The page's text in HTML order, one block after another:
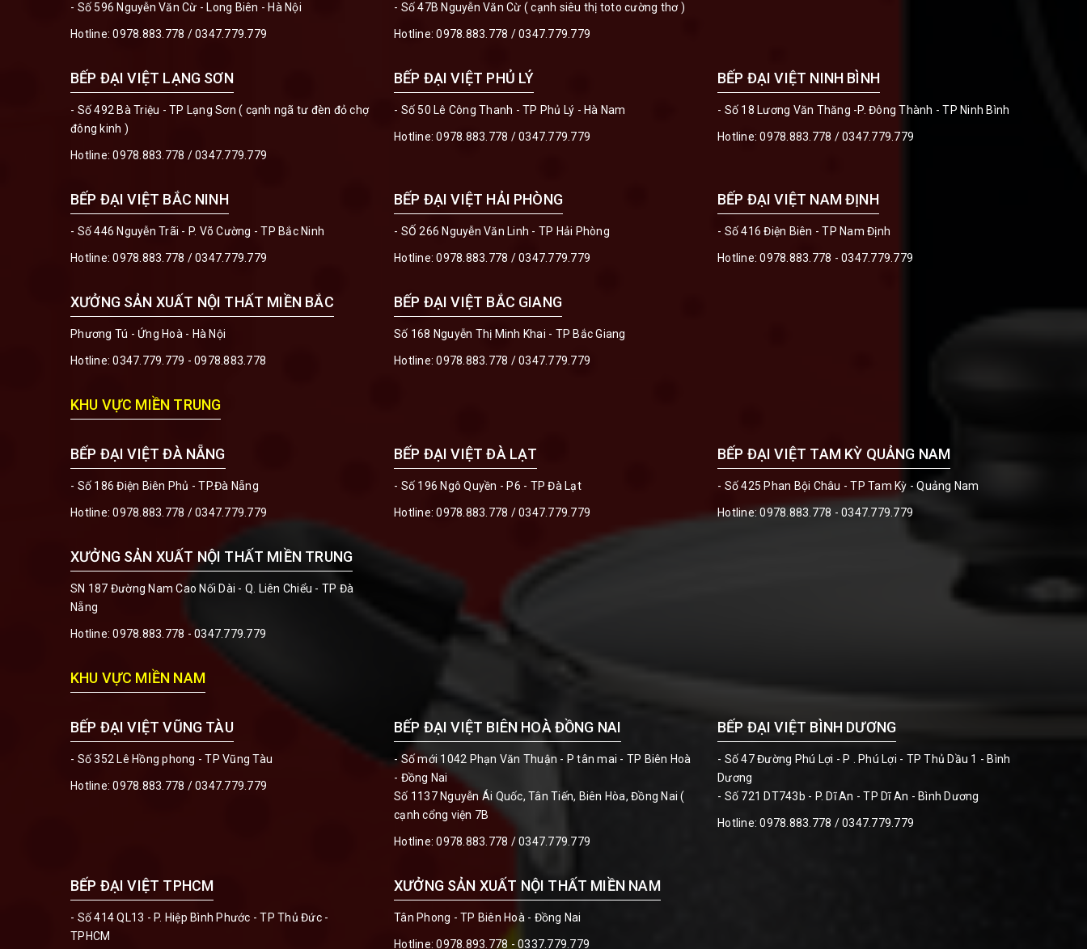
- Số 596 Nguyễn Văn Cừ - Long Biên - Hà Nội
Hotline:0978.883.778 /0347.779.779
- Số 47B Nguyễn Văn Cừ ( cạnh siêu thị toto cường thơ )
Hotline:0978.883.778 /0347.779.779
BẾP ĐẠI VIỆT LẠNG SƠN
- Số 492 Bà Triệu - TP Lạng Sơn ( cạnh ngã tư đèn đỏ chợ
đông kinh )
Hotline:0978.883.778 /0347.779.779
BẾP ĐẠI VIỆT PHỦ LÝ
- Số 50 Lê Công Thanh - TP Phủ Lý - Hà Nam
Hotline:0978.883.778 /0347.779.779
BẾP ĐẠI VIỆT NINH BÌNH
- Số 18 Lương Văn Thăng -P. Đông Thành - TP Ninh Bình
Hotline:0978.883.778 /0347.779.779
BẾP ĐẠI VIỆT BẮC NINH
- Số 446 Nguyễn Trãi - P. Võ Cường - TP Bắc Ninh
Hotline:0978.883.778 /0347.779.779
BẾP ĐẠI VIỆT HẢI PHÒNG
- SỐ 266 Nguyễn Văn Linh - TP Hải Phòng
Hotline:0978.883.778 /0347.779.779
BẾP ĐẠI VIỆT NAM ĐỊNH
- Số 416 Điện Biên - TP Nam Định
Hotline:0978.883.778 - 0347.779.779
XƯỞNG SẢN XUẤT NỘI THẤT MIỀN BẮC
Phương Tú - Ứng Hoà - Hà Nội
Hotline:0347.779.779 - 0978.883.778
BẾP ĐẠI VIỆT BẮC GIANG
Số 168 Nguyễn Thị Minh Khai - TP Bắc Giang
Hotline:0978.883.778 /0347.779.779
KHU VỰC MIỀN TRUNG
BẾP ĐẠI VIỆT ĐÀ NẴNG
- Số 186 Điện Biên Phủ - TP.Đà Nẵng
Hotline:0978.883.778 /0347.779.779
BẾP ĐẠI VIỆT ĐÀ LẠT
- Số 196 Ngô Quyền - P6 - TP Đà Lạt
Hotline:0978.883.778 /0347.779.779
BẾP ĐẠI VIỆT TAM KỲ QUẢNG NAM
- Số 425 Phan Bội Châu - TP Tam Kỳ - Quảng Nam
Hotline:0978.883.778 - 0347.779.779
XƯỞNG SẢN XUẤT NỘI THẤT MIỀN TRUNG
SN 187 Đường Nam Cao Nối Dài - Q. Liên Chiểu - TP Đà
Nẵng
Hotline:0978.883.778 - 0347.779.779
KHU VỰC MIỀN NAM
BẾP ĐẠI VIỆT VŨNG TÀU
- Số 352 Lê Hồng phong - TP Vũng Tàu
Hotline:0978.883.778 / 0347.779.779
BẾP ĐẠI VIỆT BIÊN HOÀ ĐỒNG NAI
- Số mới 1042 Phạn Văn Thuận - P tân mai - TP Biên Hoà
- Đồng Nai
Số 1137 Nguyễn Ái Quốc, Tân Tiến, Biên Hòa, Đồng Nai (
cạnh cổng viện 7B
Hotline:0978.883.778 / 0347.779.779
BẾP ĐẠI VIỆT BÌNH DƯƠNG
- Số 47 Đường Phú Lợi - P . Phú Lợi - TP Thủ Dầu 1 - Bình
Dương
- Số 721 DT743b - P. Dĩ An - TP Dĩ An - Bình Dương
Hotline:0978.883.778 / 0347.779.779
BẾP ĐẠI VIỆT TPHCM
- Số 414 QL13 - P. Hiệp Bình Phước - TP Thủ Đức -
TPHCM
XƯỞNG SẢN XUẤT NỘI THẤT MIỀN NAM
Tân Phong - TP Biên Hoà - Đồng Nai
Hotline:0978.893.778 - 0337.779.779